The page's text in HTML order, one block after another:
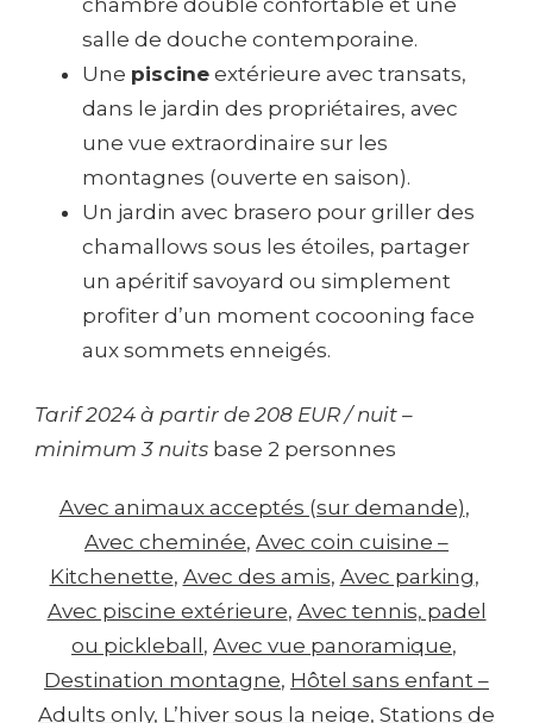
salle de douche contemporaine.
Une piscine extérieure avec transats,
dans le jardin des propriétaires, avec
une vue extraordinaire sur les
montagnes (ouverte en saison).
Un jardin avec brasero pour griller des
chamallows sous les étoiles, partager
un apéritif savoyard ou simplement
profiter d’un moment cocooning face
aux sommets enneigés.
Tarif 2024 à partir de 208 EUR / nuit –
minimum 3 nuits base 2 personnes
Avec animaux acceptés (sur demande)
Avec cheminée, Avec coin cuisine –
Kitchenette, Avec des amis, Avec parking
Avec piscine extérieure, Avec tennis, padel
ou pickleball , Avec vue panoramique
Destination montagne, Hôtel sans enfant –
Adults only, L’hiver sous la neige, Stations de